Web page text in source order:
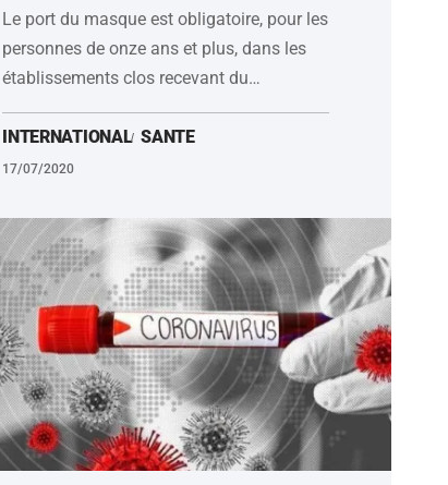
Le port du masque est obligatoire, pour les
personnes de onze ans et plus, dans les
établissements clos recevant du…
INTERNATIONAL SANTE
17/07/2020